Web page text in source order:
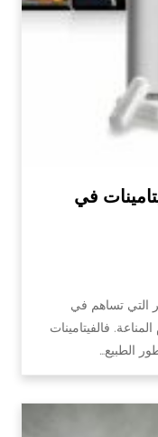
في
التي تساهم في
فالفيتامينات
الطبيع…